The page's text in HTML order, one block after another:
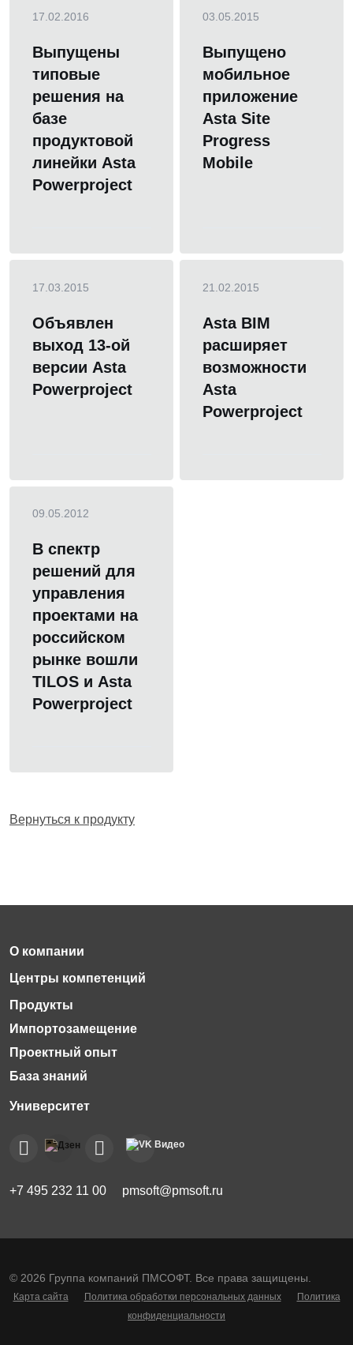
17.02.2016
Выпущены
типовые
решения на
базе
продуктовой
линейки Asta
Powerproject
03.05.2015
Выпущено
мобильное
приложение
Asta Site
Progress
Mobile
17.03.2015
Объявлен
выход 13-ой
версии Asta
Powerproject
21.02.2015
Asta BIM
расширяет
возможности
Asta
Powerproject
09.05.2012
В спектр
решений для
управления
проектами на
российском
рынке вошли
TILOS и Asta
Powerproject
Вернуться к продукту
Импортозамещение
Проектный опыт
База знаний
+7 495 232 11 00 pmsoft@pmsoft.ru
© 2026 Группа компаний ПМСОФТ. Все права защищены.
Карта сайта Политика обработки персональных данных
Политика
конфиденциальности